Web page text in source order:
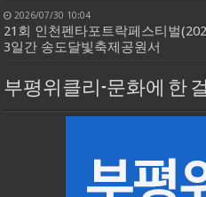
2026/07/30 10:04
21회 인천펜타포트락페스티벌
3일간 송도달빛축제공원서
부평위클리-문화에 한